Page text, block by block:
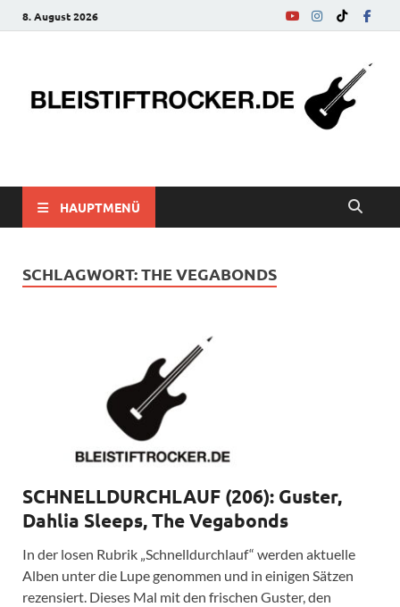
8. August 2026
bleistiftrocker.de
HAUPTMENÜ
SCHLAGWORT:THE VEGABONDS
SCHNELLDURCHLAUF (206): Guster,
Dahlia Sleeps, The Vegabonds
In der losen Rubrik „Schnelldurchlauf“ werden aktuelle
Alben unter die Lupe genommen und in einigen Sätzen
rezensiert. Dieses Mal mit den frischen Guster, den